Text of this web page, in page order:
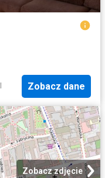
Zobacz dane
Zobacz zdjęcie